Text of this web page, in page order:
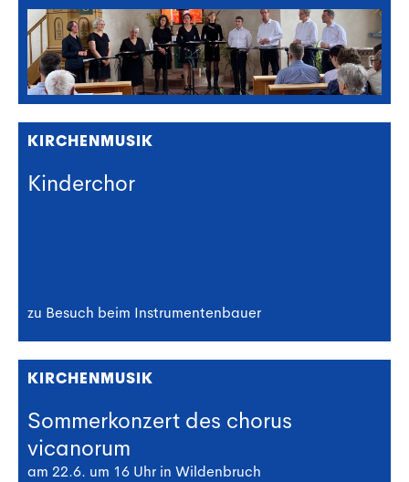
KIRCHENMUSIK
Kinderchor
zu Besuch beim Instrumentenbauer
KIRCHENMUSIK
Sommerkonzert des chorus
vicanorum
am 22.6. um 16 Uhr in Wildenbruch